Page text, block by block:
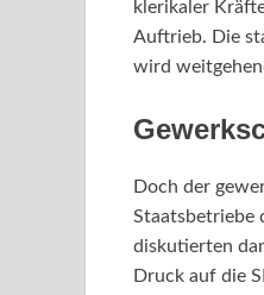
klerikaler
Auftrieb. Die
wird
Doch der
Staatsbetriebe
diskutierten
Druck auf die